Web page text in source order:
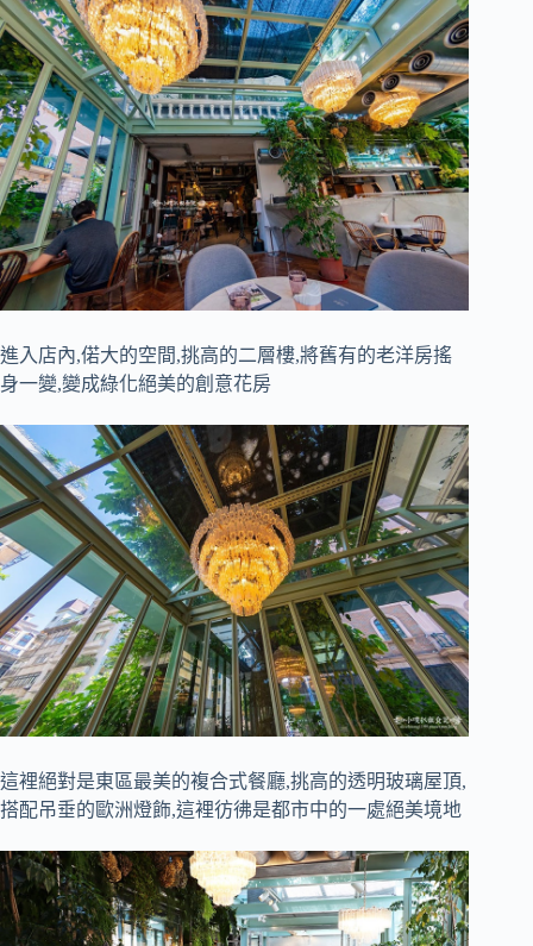
進入店內,偌大的空間,挑高的二層樓,將舊有的老洋房搖
身一變,變成綠化絕美的創意花房
這裡絕對是東區最美的複合式餐廳,挑高的透明玻璃屋頂,
搭配吊垂的歐洲燈飾,這裡彷彿是都市中的一處絕美境地